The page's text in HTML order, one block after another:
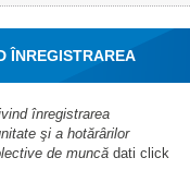
ÎNREGISTRAREA
LA NIVEL DE
PRECUM ȘI
înregistrarea
şi a hotărârilor
de muncă dati click